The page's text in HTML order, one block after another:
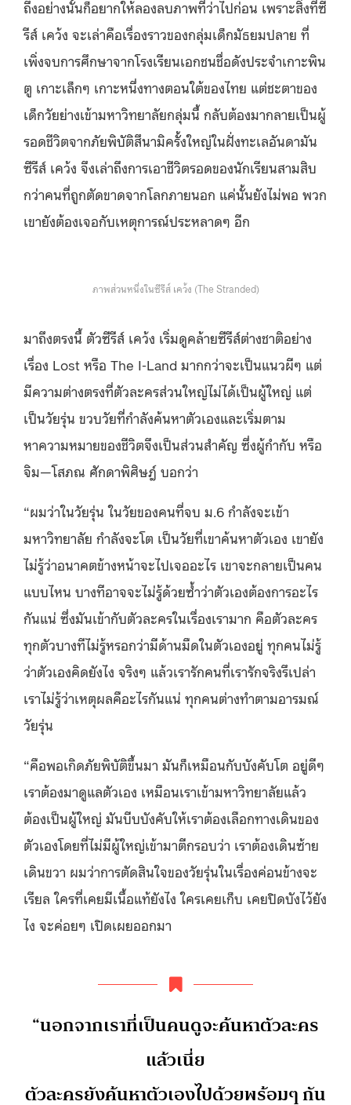
ถึงอย่างนั้นก็อยากให้ลองลบภาพที่ว่าไปก่อน เพราะสิ่งที่ซี
รีส์ เคว้ง จะเล่าคือเรื่องราวของกลุ่มเด็กมัธยมปลาย ที่
เพิ่งจบการศึกษาจากโรงเรียนเอกชนชื่อดังประจำเกาะพิน
ตู เกาะเล็กๆ เกาะหนึ่งทางตอนใต้ของไทย แต่ชะตาของ
เด็กวัยย่างเข้ามหาวิทยาลัยกลุ่มนี้ กลับต้องมากลายเป็นผู้
รอดชีวิตจากภัยพิบัติสึนามิครั้งใหญ่ในฝั่งทะเลอันดามัน
ซีรีส์ เคว้ง จึงเล่าถึงการเอาชีวิตรอดของนักเรียนสามสิบ
กว่าคนที่ถูกตัดขาดจากโลกภายนอก แค่นั้นยังไม่พอ พวก
เขายังต้องเจอกับเหตุการณ์ประหลาดๆ อีก
ภาพส่วนหนึ่งในซีรีส์ เคว้ง (The Stranded)
มาถึงตรงนี้ ตัวซีรีส์ เคว้ง เริ่มดูคล้ายซีรีส์ต่างชาติอย่าง
เรื่อง Lost หรือ The I-Land มากกว่าจะเป็นแนวผีๆ แต่
มีความต่างตรงที่ตัวละครส่วนใหญ่ไม่ได้เป็นผู้ใหญ่ แต่
เป็นวัยรุ่น ขวบวัยที่กำลังค้นหาตัวเองและเริ่มตาม
หาความหมายของชีวิตจึงเป็นส่วนสำคัญ ซึ่งผู้กำกับ หรือ
จิม—โสภณ ศักดาพิศิษฎ์ บอกว่า
“ผมว่าในวัยรุ่น ในวัยของคนที่จบ ม.6 กำลังจะเข้า
มหาวิทยาลัย กำลังจะโต เป็นวัยที่เขาค้นหาตัวเอง เขายัง
ไม่รู้ว่าอนาคตข้างหน้าจะไปเจออะไร เขาจะกลายเป็นคน
แบบไหน บางทีอาจจะไม่รู้ด้วยซ้ำว่าตัวเองต้องการอะไร
กันแน่ ซึ่งมันเข้ากับตัวละครในเรื่องเรามาก คือตัวละคร
ทุกตัวบางทีไม่รู้หรอกว่ามีด้านมืดในตัวเองอยู่ ทุกคนไม่รู้
ว่าตัวเองคิดยังไง จริงๆ แล้วเรารักคนที่เรารักจริงรึเปล่า
เราไม่รู้ว่าเหตุผลคือะไรกันแน่ ทุกคนต่างทำตามอารมณ์
วัยรุ่น
“คือพอเกิดภัยพิบัติขึ้นมา มันก็เหมือนกับบังคับโต อยู่ดีๆ
เราต้องมาดูแลตัวเอง เหมือนเราเข้ามหาวิทยาลัยแล้ว
ต้องเป็นผู้ใหญ่ มันบีบบังคับให้เราต้องเลือกทางเดินของ
ตัวเองโดยที่ไม่มีผู้ใหญ่เข้ามาตีกรอบว่า เราต้องเดินซ้าย
เดินขวา ผมว่าการตัดสินใจของวัยรุ่นในเรื่องค่อนข้างจะ
เรียล ใครที่เคยมีเนื้อแท้ยังไง ใครเคยเก็บ เคยปิดบังไว้ยัง
ไง จะค่อยๆ เปิดเผยออกมา
“นอกจากเราที่เป็นคนดูจะค้นหาตัวละคร
แล้วเนี่ย
ตัวละครยังค้นหาตัวเองไปด้วยพร้อมๆ กัน